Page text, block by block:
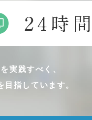
実践すべく、
指しています。